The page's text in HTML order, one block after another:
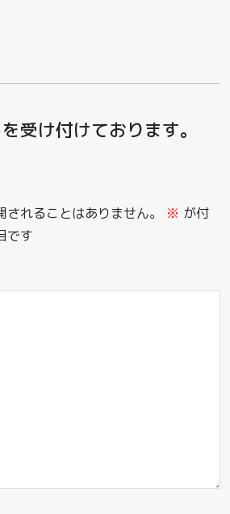
受け付けております。
れることはありません。 ※ が付
です